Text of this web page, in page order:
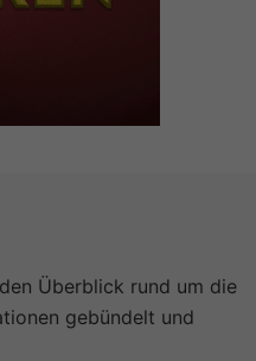
Überblick rund um die
gebündelt und